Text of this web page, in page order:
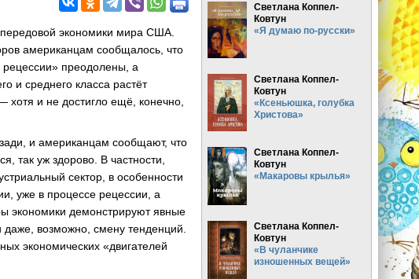
экономики мира США.
американцам сообщалось, что
преодолены, а
и среднего класса растёт
и не достигло ещё, конечно,
и американцам сообщают, что
так уж здорово. В частности,
сектор, в особенности
уже в процессе рецессии, а
экономики демонстрируют явные
даже, возможно, смену тенденций.
экономических «двигателей
Светлана Коппел-
Ковтун
«Я думаю по-русски»
Светлана Коппел-
Ковтун
«Ксеньюшка, голубка
Христова»
Светлана Коппел-
Ковтун
«Макаровы крылья»
Светлана Коппел-
Ковтун
«В чуланчике
изношенных вещей»